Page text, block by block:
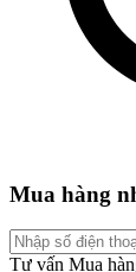
Mua hàng
Tư vấn Mua